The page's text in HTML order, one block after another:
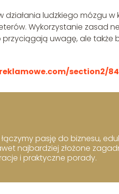
działania ludzkiego mózgu
Wykorzystanie zasad
uwagę, ale także
section2/
pasję do biznesu,
najbardziej złożone
i praktyczne porady.